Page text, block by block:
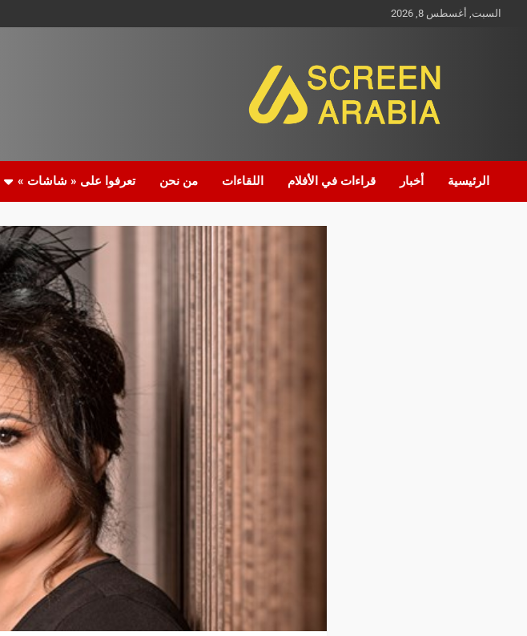
السبت, أغسطس 8, 2026
Screen Arabia
الرئيسية أخبار قراءات في الأفلام اللقاءات من نحن تعرفوا على « شاشات »